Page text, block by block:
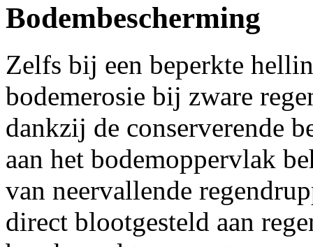
Bodembescherming
Zelfs bij een beperkte
bodemerosie bij zware
dankzij de conserverende
aan het bodemoppervlak
van neervallende
direct blootgesteld aan